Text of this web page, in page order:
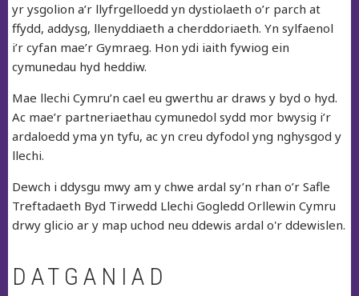
yr ysgolion a’r llyfrgelloedd yn dystiolaeth o’r parch at
ffydd, addysg, llenyddiaeth a cherddoriaeth. Yn sylfaenol
i’r cyfan mae’r Gymraeg. Hon ydi iaith fywiog ein
cymunedau hyd heddiw.
Mae llechi Cymru’n cael eu gwerthu ar draws y byd o hyd.
Ac mae’r partneriaethau cymunedol sydd mor bwysig i’r
ardaloedd yma yn tyfu, ac yn creu dyfodol yng nghysgod y
llechi.
Dewch i ddysgu mwy am y chwe ardal sy’n rhan o’r Safle
Treftadaeth Byd Tirwedd Llechi Gogledd Orllewin Cymru
drwy glicio ar y map uchod neu ddewis ardal o'r ddewislen.
DATGANIAD